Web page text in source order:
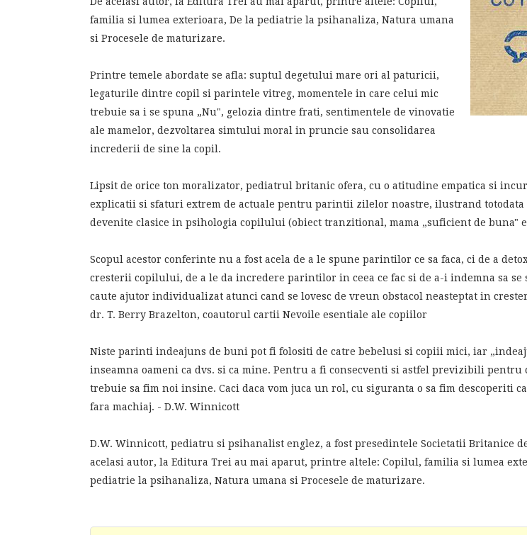
familia si lumea exterioara, De la pediatrie la psihanaliza, Natura umana
si Procesele de maturizare.
Printre temele abordate se afla: suptul degetului mare ori al paturicii,
legaturile dintre copil si parintele vitreg, momentele in care celui mic
trebuie sa i se spuna „Nu", gelozia dintre frati, sentimentele de vinovatie
ale mamelor, dezvoltarea simtului moral in pruncie sau consolidarea
increderii de sine la copil.
Lipsit de orice ton moralizator, pediatrul britanic ofera, cu o atitudine empatica si
explicatii si sfaturi extrem de actuale pentru parintii zilelor noastre, ilustrand totodata
devenite clasice in psihologia copilului (obiect tranzitional, mama „suficient de buna"
Scopul acestor conferinte nu a fost acela de a le spune parintilor ce sa faca, ci de a
cresterii copilului, de a le da incredere parintilor in ceea ce fac si de a-i indemna sa se
caute ajutor individualizat atunci cand se lovesc de vreun obstacol neasteptat in
dr. T. Berry Brazelton, coautorul cartii Nevoile esentiale ale copiilor
Niste parinti indeajuns de buni pot fi folositi de catre bebelusi si copiii mici, iar
inseamna oameni ca dvs. si ca mine. Pentru a fi consecventi si astfel previzibili pentru
trebuie sa fim noi insine. Caci daca vom juca un rol, cu siguranta o sa fim descoperiti
fara machiaj. - D.W. Winnicott
D.W. Winnicott, pediatru si psihanalist englez, a fost presedintele Societatii Britanice
acelasi autor, la Editura Trei au mai aparut, printre altele: Copilul, familia si lumea
pediatrie la psihanaliza, Natura umana si Procesele de maturizare.